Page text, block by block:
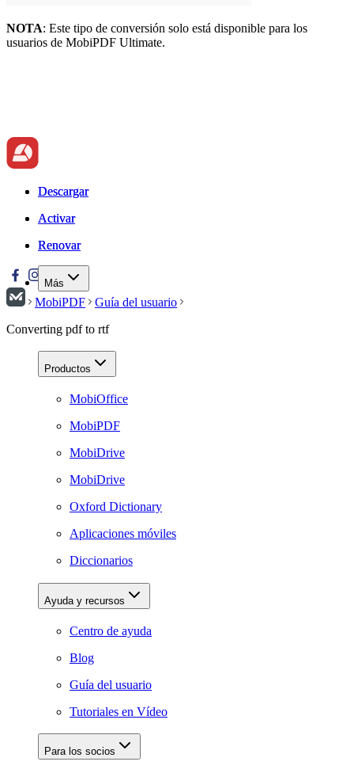
NOTA: Este tipo de conversión solo está disponible para los
usuarios de MobiPDF Ultimate.
Descargar
Activar
Renovar
Más
Descargar
Activar
Renovar
MobiPDF
Guía del usuario
Converting pdf to rtf
Productos
MobiOffice
MobiPDF
MobiDrive
MobiDrive
Oxford Dictionary
Aplicaciones móviles
Diccionarios
Ayuda y recursos
Centro de ayuda
Blog
Guía del usuario
Tutoriales en Vídeo
Para los socios